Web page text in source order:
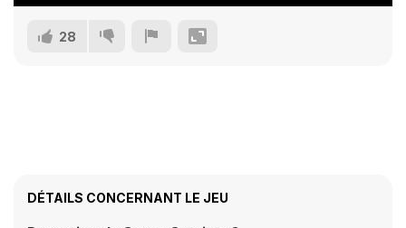
28
DÉTAILS CONCERNANT LE JEU